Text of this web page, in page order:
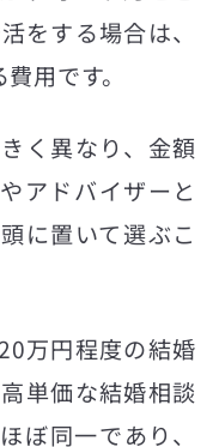
をする場合は、
用です。
く異なり、金額
アドバイザーと
に置いて選ぶこ
万円程度の結婚
単価な結婚相談
ぼ同一であり、